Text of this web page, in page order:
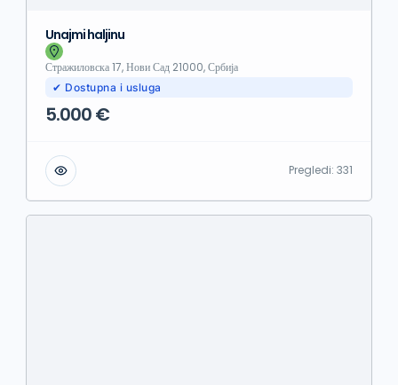
Unajmi haljinu
Стражиловска 17, Нови Сад 21000, Србија
✔ Dostupna i usluga
5.000 €
Pregledi: 331